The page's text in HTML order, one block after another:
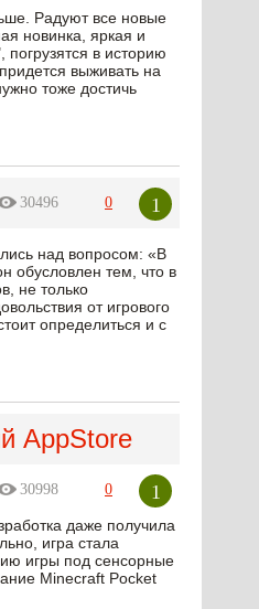
Радуют все новые
новинка, яркая и
в историю
выживать на
тоже достичь
30496 0 1
над вопросом: «В
обусловлен тем, что в
не только
от игрового
определиться и с
AppStore
30998 0 1
даже получила
игра стала
игры под сенсорные
Minecraft Pocket